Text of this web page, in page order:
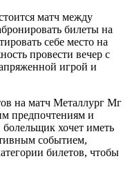
матч между
билеты на
себе место на
провести вечер с
игрой и
на матч Металлург Мг
предпочтениям и
хочет иметь
событием,
билетов, чтобы